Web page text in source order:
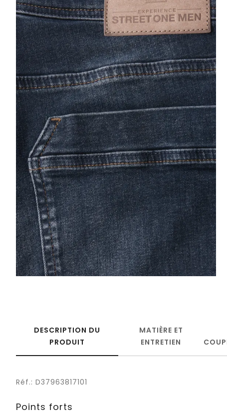
DESCRIPTION DU
PRODUIT
MATIÈRE ET
ENTRETIEN
Réf.: D37963817101
Points forts